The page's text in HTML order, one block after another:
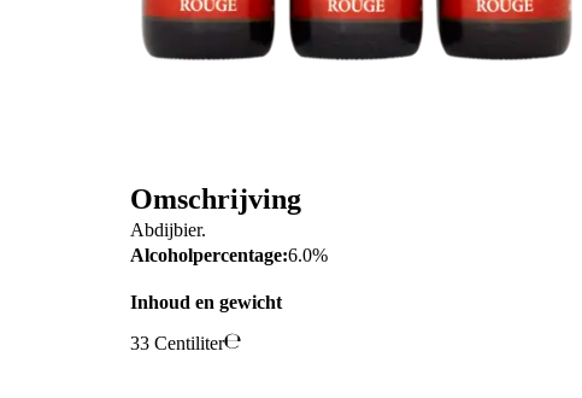
Omschrijving
Abdijbier.
Alcoholpercentage:6.0%
Inhoud en gewicht
33 Centiliter